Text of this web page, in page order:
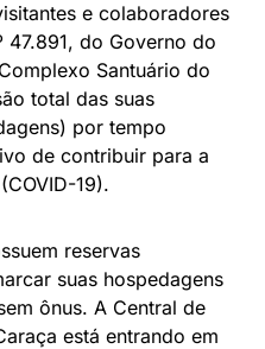
e colaboradores
47.891, do Governo do
Santuário do
total das suas
por tempo
de contribuir para a
19).
reservas
suas hospedagens
ônus. A Central de
está entrando em